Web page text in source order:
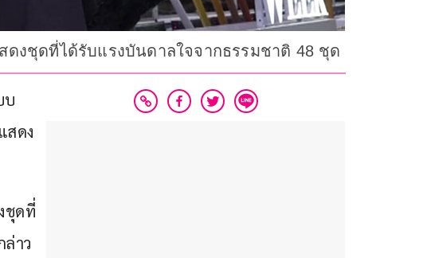
ดงชุดที่ได้รับแรงบันดาลใจจากธรรมชาติ 48 ชุด
บ
สดง
ชุดที่
าว